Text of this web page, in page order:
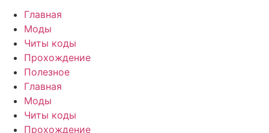
Главная
Моды
Читы коды
Прохождение
Полезное
Главная
Моды
Читы коды
Прохождение